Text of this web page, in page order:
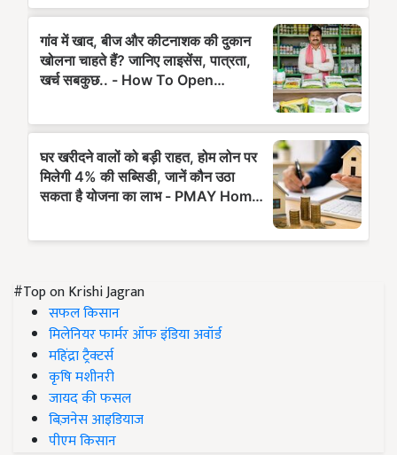
#Top on Krishi Jagran
सफल किसान
मिलेनियर फार्मर ऑफ इंडिया अवॉर्ड
महिंद्रा ट्रैक्टर्स
कृषि मशीनरी
जायद की फसल
बिज़नेस आइडियाज
पीएम किसान